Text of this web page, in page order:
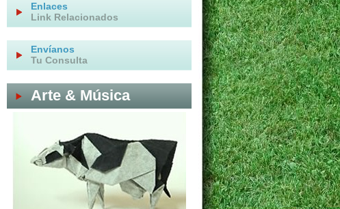
Enlaces
Link Relacionados
Envíanos
Tu Consulta
Arte & Música